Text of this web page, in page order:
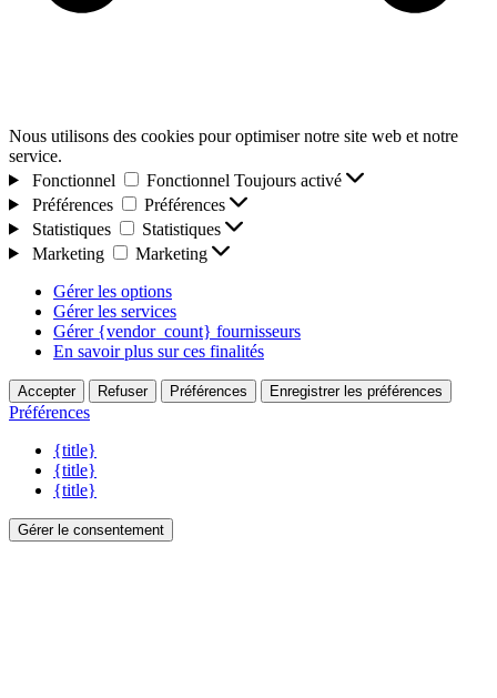
Nous utilisons des cookies pour optimiser notre site web et notre
service.
Fonctionnel
Fonctionnel Toujours activé
Préférences
Préférences
Statistiques
Statistiques
Marketing
Marketing
Gérer les options
Gérer les services
Gérer {vendor_count} fournisseurs
En savoir plus sur ces finalités
Accepter Refuser Préférences Enregistrer les préférences
Préférences
{title}
{title}
{title}
Gérer le consentement